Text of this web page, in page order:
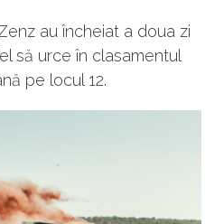
au încheiat a doua zi
să urce în clasamentul
pe locul 12.